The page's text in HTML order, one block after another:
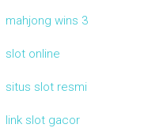
mahjong wins 3
slot online
situs slot resmi
link slot gacor